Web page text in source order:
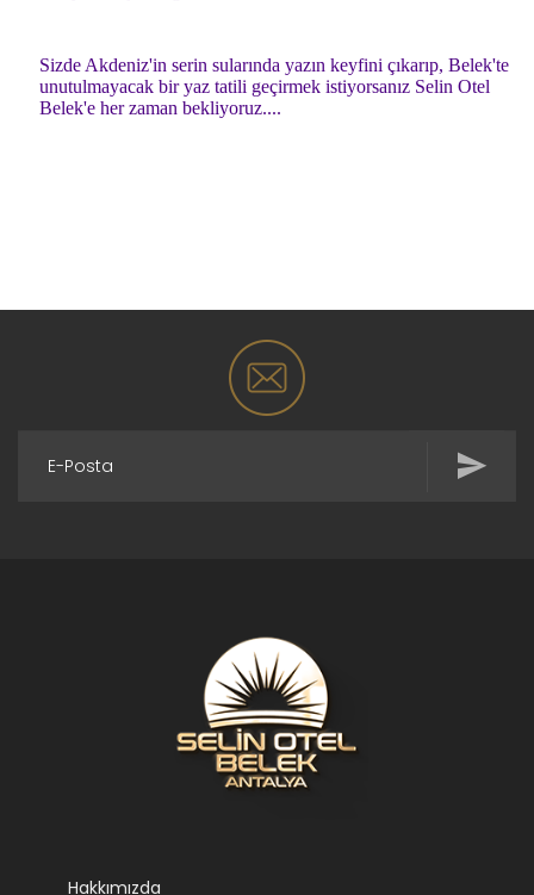
Sizde Akdeniz'in serin sularında yazın keyfini çıkarıp, Belek'te
unutulmayacak bir yaz tatili geçirmek istiyorsanız Selin Otel
Belek'e her zaman bekliyoruz....
Hakkımızda